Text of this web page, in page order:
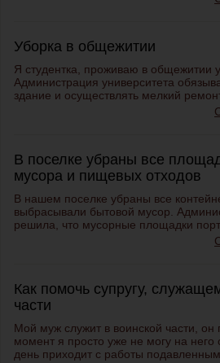
Уборка в общежитии
Я студентка, проживаю в общежитии
Администрация университета
здание и осуществлять мелкий
В поселке убраны все
мусора и пищевых отходов
В нашем поселке убраны все
выбрасывали бытовой мусор.
решила, что мусорные площадки
Как помочь супругу,
части
Мой муж служит в воинской части,
момент я просто уже не могу на него
день приходит с работы